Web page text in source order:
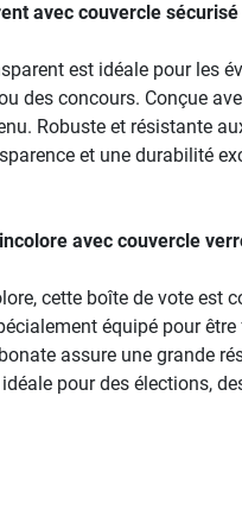
avec couvercle
est idéale pour les
des concours. Conçue
Robuste et résistante
et une durabilité
avec couvercle
cette boîte de vote est
équipé pour
assure une grande
pour des élections,